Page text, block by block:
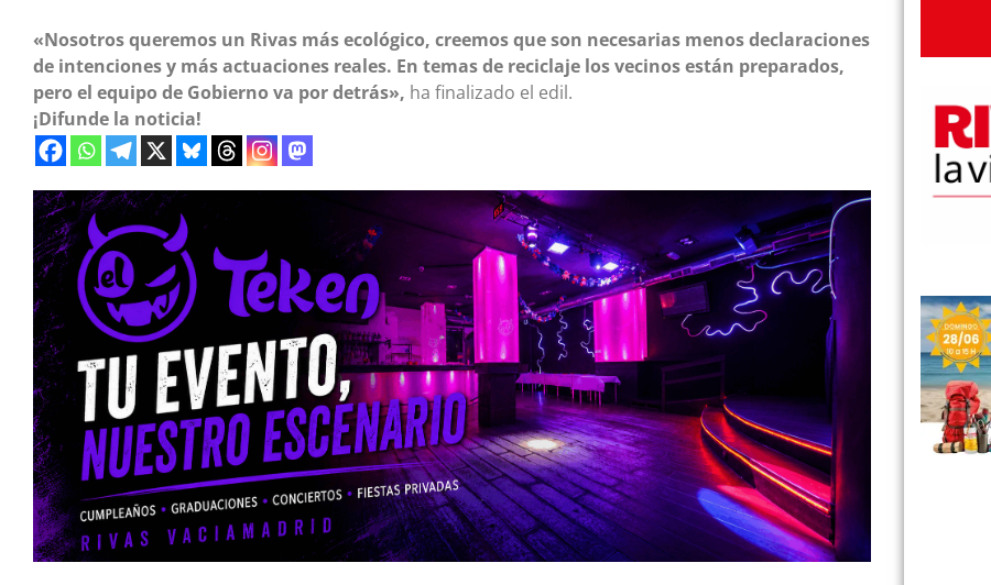
«Nosotros queremos un Rivas más ecológico, creemos que son necesarias menos declaraciones
de intenciones y más actuaciones reales. En temas de reciclaje los vecinos están preparados,
pero el equipo de Gobierno va por detrás», ha finalizado el edil.
¡Difunde la noticia!